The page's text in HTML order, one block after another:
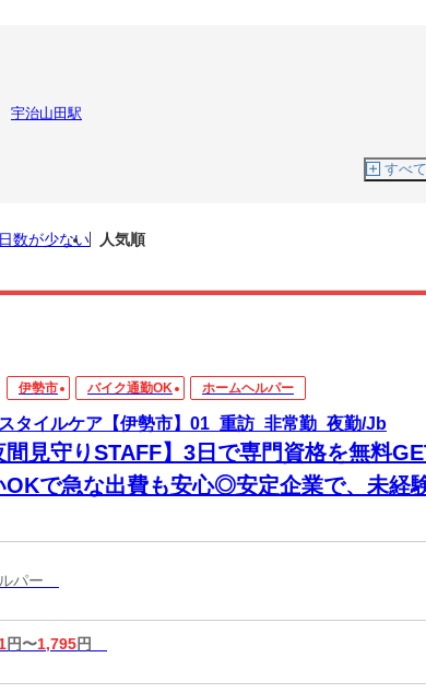
宇治山田駅
すべ
数が少ない 人気順
伊勢市 バイク通勤OK ホームヘルパー
タイルケア【伊勢市】01_重訪_非常勤_夜勤/Jb
間見守りSTAFF】3日で専門資格を無料
OKで急な出費も安心◎安定企業で、未経
パー
円〜1,795円